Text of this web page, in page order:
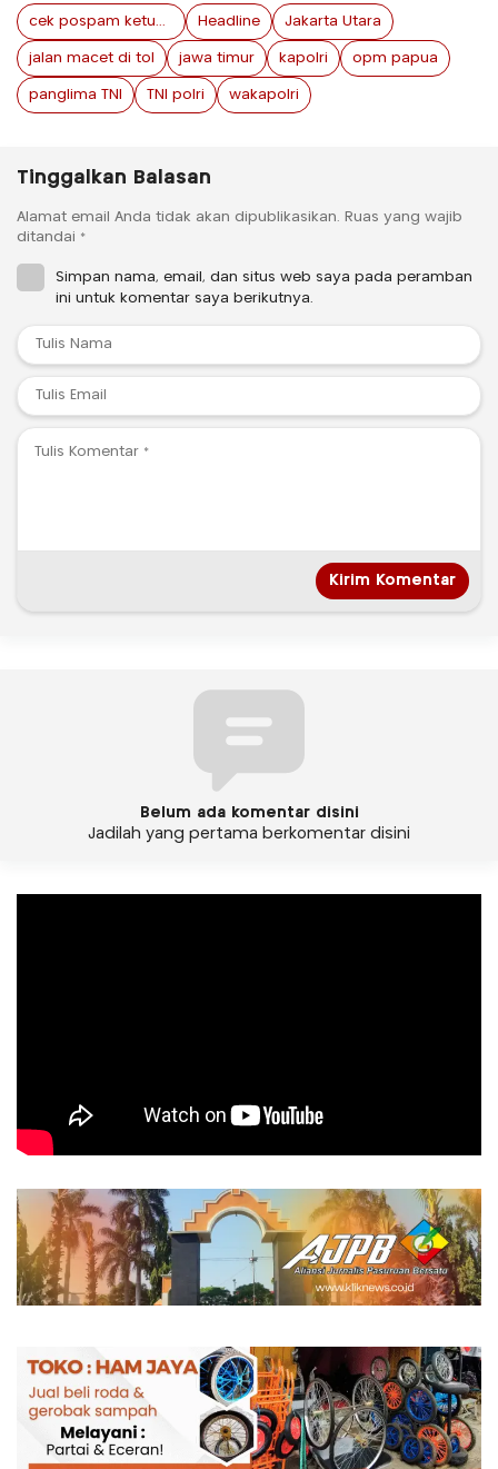
cek pospam ketupat 2024 Headline Jakarta Utara
jalan macet di tol jawa timur kapolri opm papua
panglima TNI TNI polri wakapolri
Tinggalkan Balasan
Alamat email Anda tidak akan dipublikasikan. Ruas yang wajib
ditandai *
Simpan nama, email, dan situs web saya pada peramban
ini untuk komentar saya berikutnya.
Belum ada komentar disini
Jadilah yang pertama berkomentar disini